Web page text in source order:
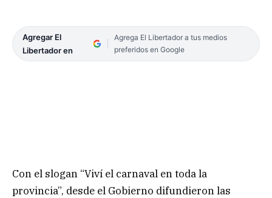
Agregar El
Libertador en
Agrega El Libertador a tus medios
preferidos en Google
Con el slogan “Viví el carnaval en toda la
provincia”, desde el Gobierno difundieron las